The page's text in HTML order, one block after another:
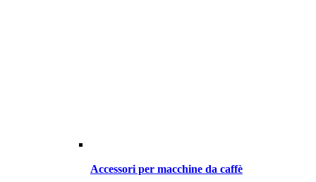
Accessori per macchine da caffè